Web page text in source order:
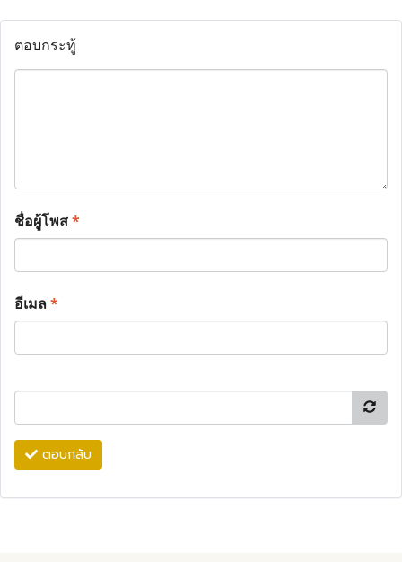
ตอบกระทู้
ชื่อผู้โพส*
อีเมล*
ตอบกลับ